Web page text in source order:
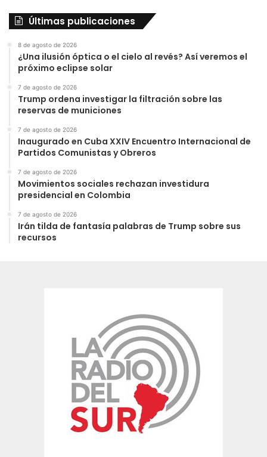
Últimas publicaciones
8 de agosto de 2026
¿Una ilusión óptica o el cielo al revés? Así veremos el
próximo eclipse solar
7 de agosto de 2026
Trump ordena investigar la filtración sobre las
reservas de municiones
7 de agosto de 2026
Inaugurado en Cuba XXIV Encuentro Internacional de
Partidos Comunistas y Obreros
7 de agosto de 2026
Movimientos sociales rechazan investidura
presidencial en Colombia
7 de agosto de 2026
Irán tilda de fantasía palabras de Trump sobre sus
recursos